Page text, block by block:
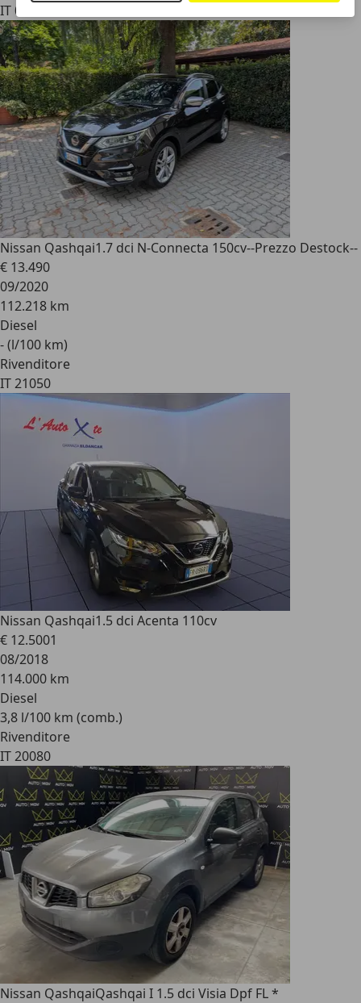
IT 00166
Nissan Qashqai1.7 dci N-Connecta 150cv--Prezzo Destock--
€ 13.490
09/2020
112.218 km
Diesel
- (l/100 km)
Rivenditore
IT 21050
Nissan Qashqai1.5 dci Acenta 110cv
€ 12.5001
08/2018
114.000 km
Diesel
3,8 l/100 km (comb.)
Rivenditore
IT 20080
Nissan QashqaiQashqai I 1.5 dci Visia Dpf FL *